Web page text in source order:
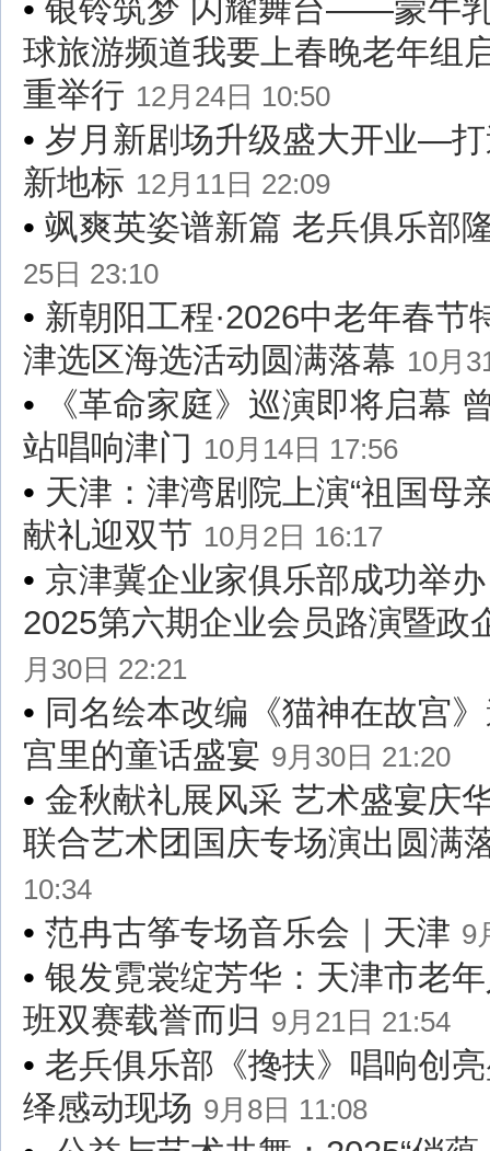
• 银铃筑梦 闪耀舞台——蒙牛
球旅游频道我要上春晚老年组
重举行 12月24日 10:50
• 岁月新剧场升级盛大开业—
新地标 12月11日 22:09
• 飒爽英姿谱新篇 老兵俱乐部
25日 23:10
• 新朝阳工程·2026中老年春节
津选区海选活动圆满落幕 10月
•
《革命家庭》巡演即将启幕
站唱响津门 10月14日 17:56
• 天津：津湾剧院上演“祖国母
献礼迎双节 10月2日 16:17
• 京津冀企业家俱乐部成功举
2025第六期企业会员路演暨政
月30日 22:21
• 同名绘本改编《猫神在故宫
宫里的童话盛宴 9月30日 21:20
• 金秋献礼展风采 艺术盛宴
联合艺术团国庆专场演出圆满
10:34
• 范冉古筝专场音乐会｜天津 9
• 银发霓裳绽芳华：天津市老
班双赛载誉而归 9月21日 21:54
• 老兵俱乐部《搀扶》唱响创
绎感动现场 9月8日 11:08